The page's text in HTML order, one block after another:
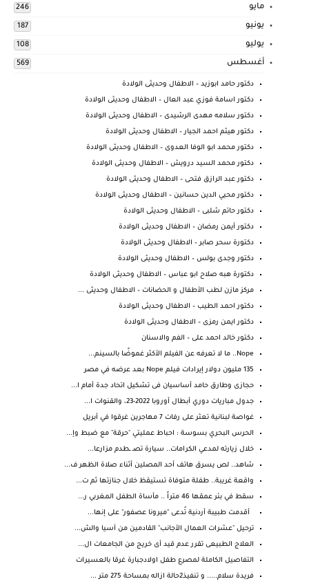
مايو 246
يونيو 187
يوليو 108
أغسطس 569
دكتور حامد ابوزيد – الاطفال وحديثى الولادة
دكتور اسامة فوزي عبد العال – الاطفال وحديثى الولادة
دكتور سلامه مهدى الرشيدى – الاطفال وحديثى الولادة
دكتور هيثم احمد الجيار – الاطفال وحديثى الولادة
دكتور محمد ابو الوفا العدوى – الاطفال وحديثى الولادة
دكتور محمد السيد درويش – الاطفال وحديثى الولادة
دكتور عبد الرازق فتحى – الاطفال وحديثى الولادة
دكتور محيي الدين حسانين – الاطفال وحديثى الولادة
دكتور حاتم شلبى – الاطفال وحديثى الولادة
دكتور أيمن رمضان – الاطفال وحديثى الولادة
دكتورة سحر صابر – الاطفال وحديثى الولادة
دكتور وجدى بولس – الاطفال وحديثى الولادة
دكتورة هبه صلاح ابو عباس – الاطفال وحديثى الولادة
مركز مازن لطب الأطفال و الحضانات – الاطفال وحديثى ...
دكتور احمد الطيب – الاطفال وحديثى الولادة
دكتور ايمن رمزى – الاطفال وحديثى الولادة
دكتور خالد احمد على – الفم والاسنان
Nope.. ما لا تعرفه عن الفيلم الأكثر غموضًا بالسينم...
135 مليون دولار إيرادات فيلم Nope بعد عرضه في مصر
حجازى وطارق حامد أساسيان فى تشكيل اتحاد جدة أمام ا...
جدول مباريات دوري أبطال أوروبا 2022-23، والقنوات ا...
غواصة لبنانية تعثر على رفات 7 مهاجرين غرقوا في أبريل
الحرس البحري بسوسة : احباط عمليتي "حرقة" مع ضبط وإ...
خلال زيارته لمدعي الكرامات.. سيارة تصـ ـطدم مزارعا...
شاهد.. لص يسرق هاتف أحد المصلين أثناء صلاة الظهر ف...
واقعة غريبة.. طفلة متوفاة تستيقظ خلال جنازتها ثم ت...
سقط في بئر عمقها 46 متراً .. مأساة الطفل المغربي ر...
أقدمت طبيبة أردنية تُدعى "ميرونا عصفور" على إنها...
ترحيل "عشرات العمال الأجانب" القادمين من آسيا والش...
العلاج الطبيعى تقرر عدم قيد أى خريج من الجامعات ال...
التفاصيل الكاملة لمصرع طفل اولادجبارة غرقا بالعسيرات
فريدة سلام..... و تنفيذ2حالة ازاله بمساحة 275 متر ...